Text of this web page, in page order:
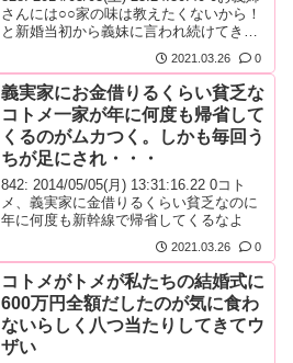
さんには○○家の味は教えたくないから！
と新婚当初から義妹に言われ続けてき
2021.03.26 0
義実家にお金借りるくらい貧乏な
コトメ一家が年に何度も帰省して
くるのがムカつく。しかも毎回う
ちが足にされ・・・
842: 2014/05/05(月) 13:31:16.22 0コト
メ、義実家に金借りるくらい貧乏なのに
年に何度も新幹線で帰省してくるなよ
2021.03.26 0
コトメがトメが私たちの結婚式に
600万円全額だしたのが気に食わ
ないらしく八つ当たりしてきてウ
ザい